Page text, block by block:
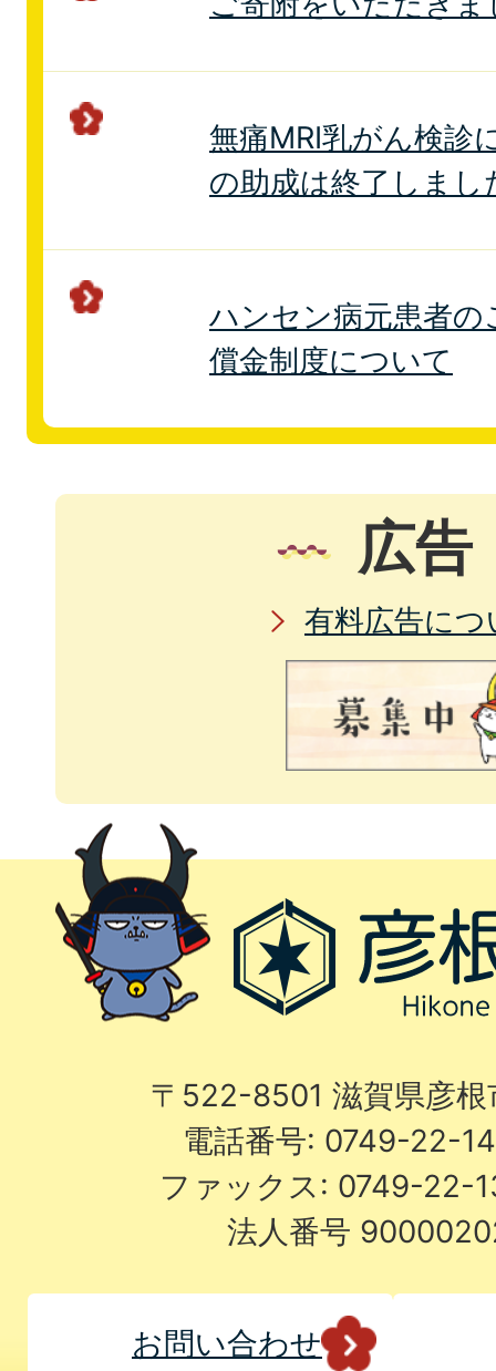
無痛MRI乳がん検診
の助成は終了しまし
ハンセン病元患者の
償金制度について
広告
有料広告につ
〒522-8501 滋賀県彦
電話番号: 0749-22-
ファックス: 0749-22-
法人番号
お問い合わせ